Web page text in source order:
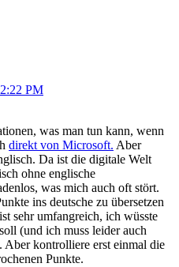
PM
was man tun kann, wenn
direkt von Microsoft. Aber
Da ist die digitale Welt
ohne englische
was mich auch oft stört.
ins deutsche zu übersetzen
sehr umfangreich, ich wüsste
(und ich muss leider auch
Aber kontrolliere erst einmal die
Punkte.